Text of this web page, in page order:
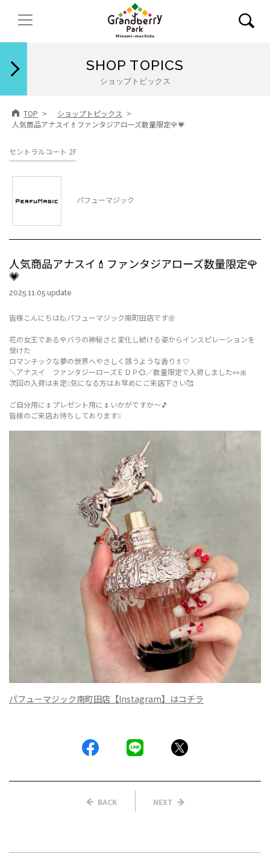
SHOP TOPICS
ショップトピックス
TOP
ショップトピックス
人気商品アナスイ💄ファンタジアローズ数量限定🌹💗
セントラルコート 2F
パフューマジック
人気商品アナスイ💄ファンタジアローズ数量限定🌹
💗
2025.11.05 update
皆様こんにちは🙋パフューマジック南町田店です🌼
花の女王である🌹バラの神秘さと変化し続ける姿からインスピレーションを
受けた
ロマンチックな夢の世界へやさしく誘うような香り💄🤍
＼アナスイ ファンタジーローズＥＤＰ💞／数量限定で入荷しました👀🎀
次回の入荷は未定❕❕気になる方はお早めにご来店下さい🥰
ご自分用に🌷プレゼント用に🌷いかがですか～🎵
皆様のご来店お待ちしております❕❕
パフューマジック南町田店【Instagram】はコチラ
BACK NEXT
閉じる